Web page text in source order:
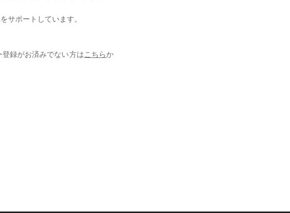
サポートしています。
登録がお済みでない方はこちらか